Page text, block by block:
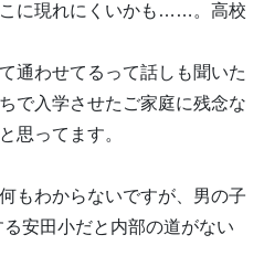
に現れにくいかも……。高校
通わせてるって話しも聞いた
で入学させたご家庭に残念な
思ってます。
もわからないですが、男の子
安田小だと内部の道がない